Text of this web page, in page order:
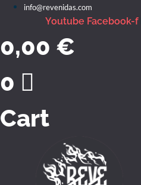
info@revenidas.com
Youtube Facebook-f
0,00 €
0
Cart